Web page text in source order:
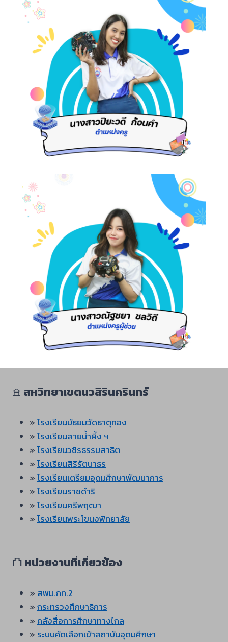
𖠿 สหวิทยาเขตนวสิรินครินทร์
»โรงเรียนมัธยมวัดธาตุทอง
»โรงเรียนสายน้ำผึ้ง ฯ
»โรงเรียนวชิรธรรมสาธิต
»โรงเรียนสิริรัตนาธร
»โรงเรียนเตรียมอุดมศึกษาพัฒนาการ
»โรงเรียนราชดำริ
»โรงเรียนศรีพฤฒา
»โรงเรียนพระโขนงพิทยาลัย
⛫หน่วยงานที่เกี่ยวข้อง
»สพม.กท.2
»กระทรวงศึกษาธิการ
»คลังสื่อการศึกษาทางไกล
»ระบบคัดเลือกเข้าสถาบันอุดมศึกษา